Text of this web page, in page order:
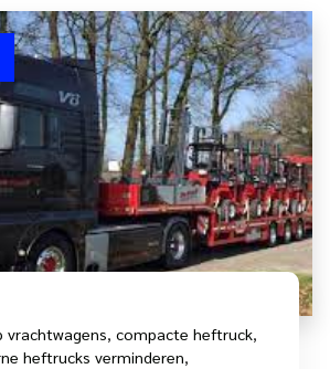
vrachtwagens, compacte heftruck,
heftrucks verminderen,